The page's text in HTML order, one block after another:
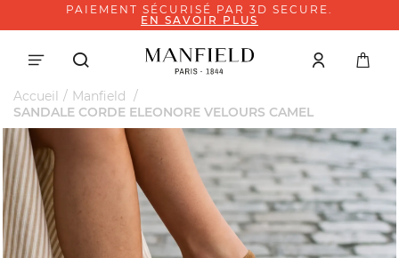
PAIEMENT SÉCURISÉ PAR 3D SECURE.
EN SAVOIR PLUS
Accueil
Manfield
SANDALE CORDE ELEONORE VELOURS CAMEL